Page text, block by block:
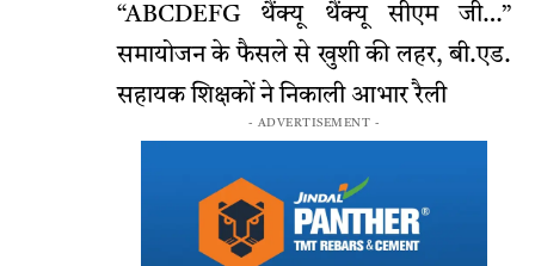
“ABCDEFG थैंक्यू थैंक्यू सीएम जी…”
समायोजन के फैसले से खुशी की लहर, बी.एड.
सहायक शिक्षकों ने निकाली आभार रैली
- ADVERTISEMENT -